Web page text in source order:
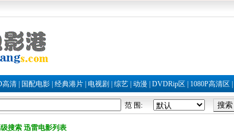
高清 国配电影 经典港片 电视剧 综艺 动漫 DVDRip区 1080P高清区
范 围:
搜索 迅雷电影列表